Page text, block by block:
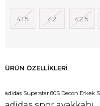
41.5 42 42.5
ÜRÜN ÖZELLIKLERI
adidas Superstar 80S Decon Erkek